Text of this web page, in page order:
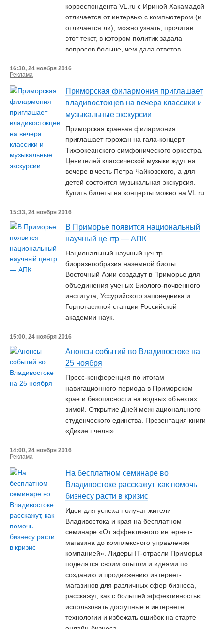
корреспондента VL.ru с Ириной Хакамадой
отличается от интервью с компьютером (и
отличается ли), можно узнать, прочитав
этот текст, в котором политик задала
вопросов больше, чем дала ответов.
16:30, 24 ноября 2016
Реклама
Приморская филармония приглашает
владивостокцев на вечера классики и
музыкальные экскурсии
Приморская краевая филармония
приглашает горожан на гала-концерт
Тихоокеанского симфонического оркестра.
Ценителей классической музыки ждут на
вечере в честь Петра Чайковского, а для
детей состоится музыкальная экскурсия.
Купить билеты на концерты можно на VL.ru.
15:33, 24 ноября 2016
В Приморье появится национальный
научный центр — АПК
Национальный научный центр
биоразнообразия наземной биоты
Восточный Азии создадут в Приморье для
объединения ученых Биолого-почвенного
института, Уссурийского заповедника и
Горнотаежной станции Российской
академии наук.
15:00, 24 ноября 2016
Анонсы событий во Владивостоке на
25 ноября
Пресс-конференция по итогам
навигационного периода в Приморском
крае и безопасности на водных объектах
зимой. Открытие Дней межнационального
студенческого единства. Презентация книги
«Дикие пчелы».
14:00, 24 ноября 2016
Реклама
На бесплатном семинаре во
Владивостоке расскажут, как помочь
бизнесу расти в кризис
Идеи для успеха получат жители
Владивостока и края на бесплатном
семинаре «От эффективного интернет-
магазина до комплексного управления
компанией». Лидеры IT-отрасли Приморья
поделятся своим опытом и идеями по
созданию и продвижению интернет-
магазинов для различных сфер бизнеса,
расскажут, как с большей эффективностью
использовать доступные в интернете
технологии и избежать ошибок на старте